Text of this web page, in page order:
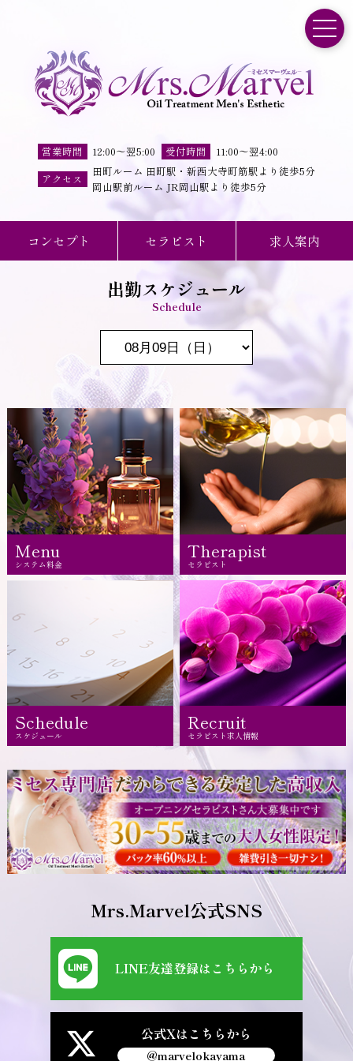
営業時間 12:00～翌5:00 受付時間 11:00～翌4:00
アクセス
田町ルーム 田町駅・新西大寺町筋駅より徒歩5分
岡山駅前ルーム JR岡山駅より徒歩5分
コンセプト セラピスト 求人案内
出勤スケジュール
Schedule
Menu
システム料金
Therapist
セラピスト
Schedule
スケジュール
Recruit
セラピスト求人情報
Mrs.Marvel公式SNS
LINE友達登録はこちらから
公式Xはこちらから
@marvelokayama